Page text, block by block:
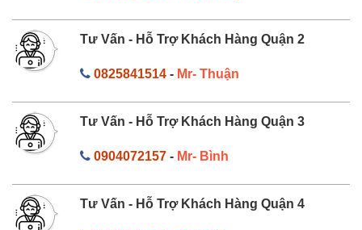
Tư Vấn - Hỗ Trợ Khách Hàng Quận 2
0825841514- Mr- Thuận
Tư Vấn - Hỗ Trợ Khách Hàng Quận 3
0904072157- Mr- Bình
Tư Vấn - Hỗ Trợ Khách Hàng Quận 4